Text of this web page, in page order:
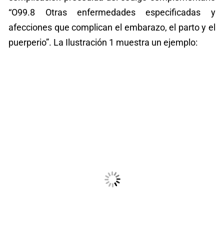
“O99.8 Otras enfermedades especificadas y
afecciones que complican el embarazo, el parto y el
puerperio”. La Ilustración 1 muestra un ejemplo: